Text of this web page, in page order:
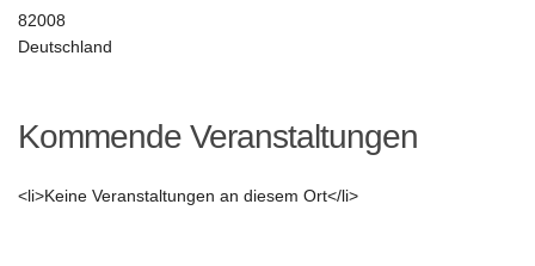
82008
Deutschland
Kommende Veranstaltungen
<li>Keine Veranstaltungen an diesem Ort</li>